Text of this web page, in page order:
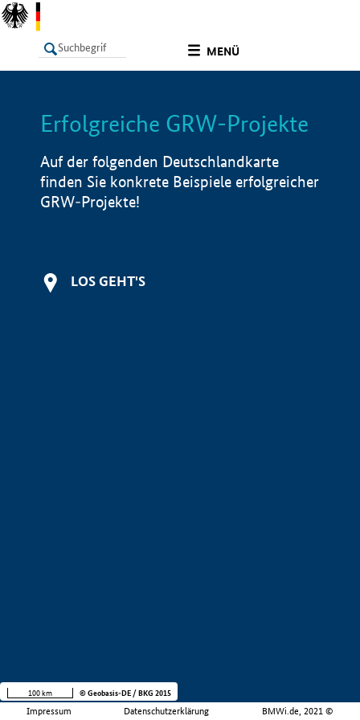
MENÜ
LISTE Info
Erfolgreiche GRW-Projekte
Auf der folgenden Deutschlandkarte
finden Sie konkrete Beispiele erfolgreicher
GRW-Projekte!
LOS GEHT'S
Impressum Datenschutzerklärung BMWi.de, 2021 ©
100 km © Geobasis-DE / BKG 2015